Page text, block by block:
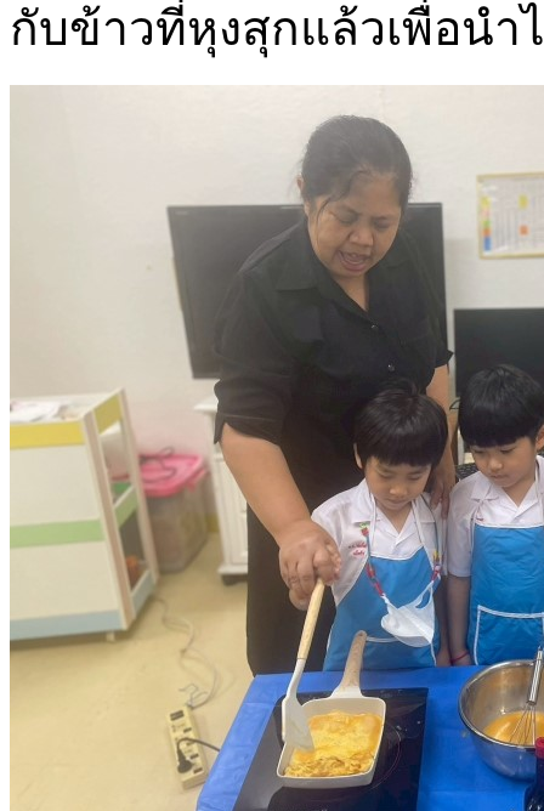
กับข้าวที่หุงสุกแล้วเพื่อน